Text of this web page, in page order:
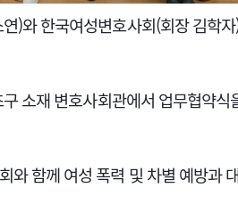
)와 한국여성변호사회(회장 김학
소재 변호사회관에서 업무협약
와 함께 여성 폭력 및 차별 예방과